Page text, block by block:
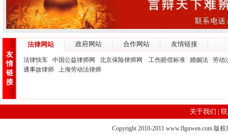
友
情
链
接
法律网站 政府网站 合作网站 友情链接
法律快车 中国公益律师网 北京保险律师网 工伤赔偿标准 婚姻法
劳动
通事故律师
上海劳动法律师
关于我们 |
Copyright 2010-2011 www.flguwen.com 版